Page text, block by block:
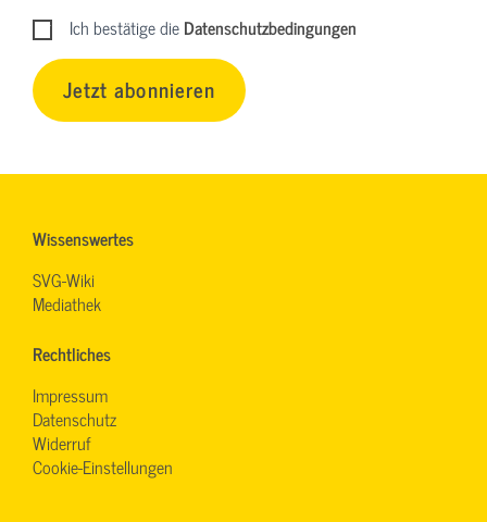
Ich bestätige dieDatenschutzbedingungen
Jetzt abonnieren
Wissenswertes
SVG-Wiki
Mediathek
Rechtliches
Impressum
Datenschutz
Widerruf
Cookie-Einstellungen